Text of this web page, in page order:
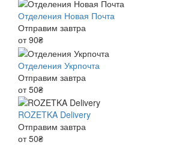
Отделения Новая Почта
Отправим завтра
от 90₴
Отделения Укрпочта
Отправим завтра
от 50₴
ROZETKA Delivery
Отправим завтра
от 50₴